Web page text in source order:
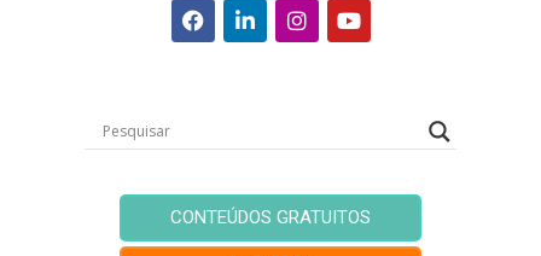
CONTEÚDOS GRATUITOS